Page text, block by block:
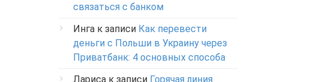
связаться с банком
Инга к записи Как перевести
деньги с Польши в Украину через
Приватбанк: 4 основных способа
Лариса к записи Горячая линия